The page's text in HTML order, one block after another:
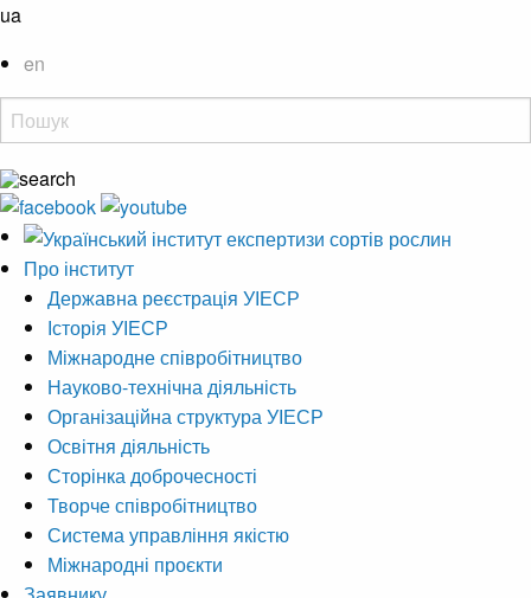
ua
en
Про інститут
Державна реєстрація УІЕСР
Історія УІЕСР
Міжнародне співробітництво
Науково-технічна діяльність
Організаційна структура УІЕСР
Освітня діяльність
Сторінка доброчесності
Творче співробітництво
Система управління якістю
Міжнародні проєкти